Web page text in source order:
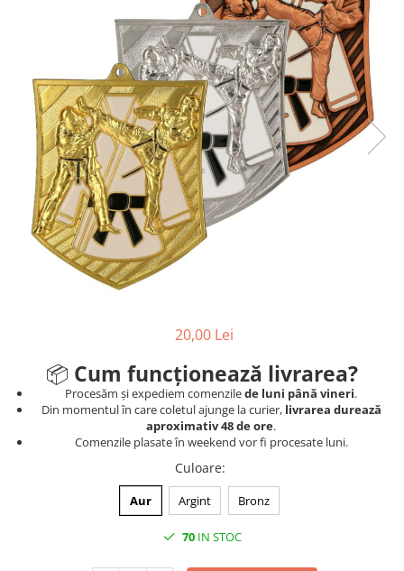
Sah
Tenis de camp
Tenis de Masa
Volei
Alte ramuri sportive
Cupe economice
Accesorii Cupe
Personalizari Cupe
Medalii Tematice
20,00 Lei
📦 Cum funcționează livrarea?
Procesăm și expediem comenzilede luni până vineri.
Din momentul în care coletul ajunge la curier, livrarea durează
aproximativ 48 de ore.
Comenzile plasate în weekend vor fi procesate luni.
Culoare:
Aur Argint Bronz
70IN STOC